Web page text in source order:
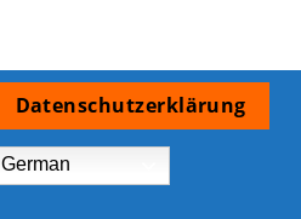
Datenschutzerklärung
German